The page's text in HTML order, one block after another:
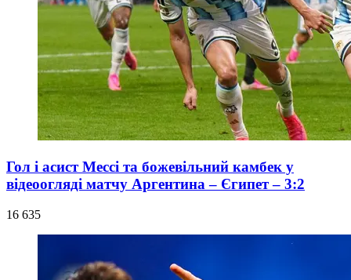
Гол і асист Мессі та божевільний камбек у
відеоогляді матчу Аргентина – Єгипет – 3:2
16 635